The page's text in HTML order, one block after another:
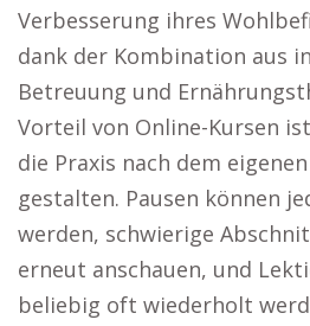
Verbesserung ihres
dank der Kombination aus
Betreuung und
Vorteil von Online-Kursen
die Praxis nach dem
gestalten. Pausen können
werden, schwierige
erneut anschauen, und
beliebig oft wiederholt